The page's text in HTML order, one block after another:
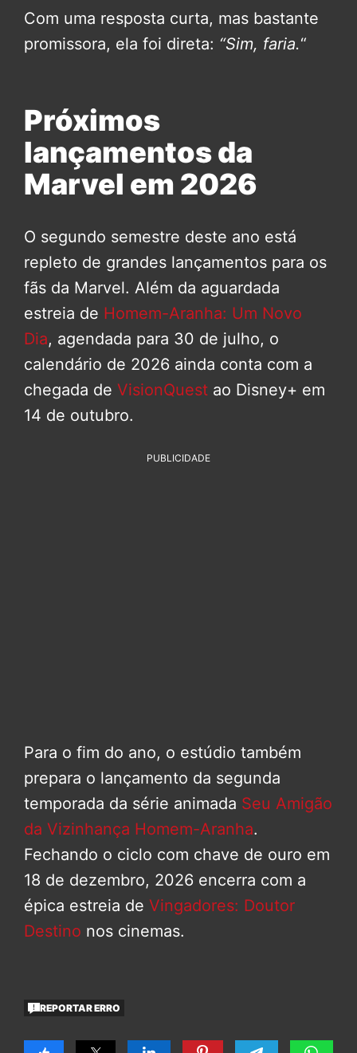
Com uma resposta curta, mas bastante
promissora, ela foi direta: “Sim, faria.“
Próximos
lançamentos da
Marvel em 2026
O segundo semestre deste ano está
repleto de grandes lançamentos para os
fãs da Marvel. Além da aguardada
estreia de Homem-Aranha: Um Novo
Dia, agendada para 30 de julho, o
calendário de 2026 ainda conta com a
chegada de VisionQuest ao Disney+ em
14 de outubro.
PUBLICIDADE
Para o fim do ano, o estúdio também
prepara o lançamento da segunda
temporada da série animada Seu Amigão
da Vizinhança Homem-Aranha.
Fechando o ciclo com chave de ouro em
18 de dezembro, 2026 encerra com a
épica estreia de Vingadores: Doutor
Destino nos cinemas.
REPORTAR ERRO